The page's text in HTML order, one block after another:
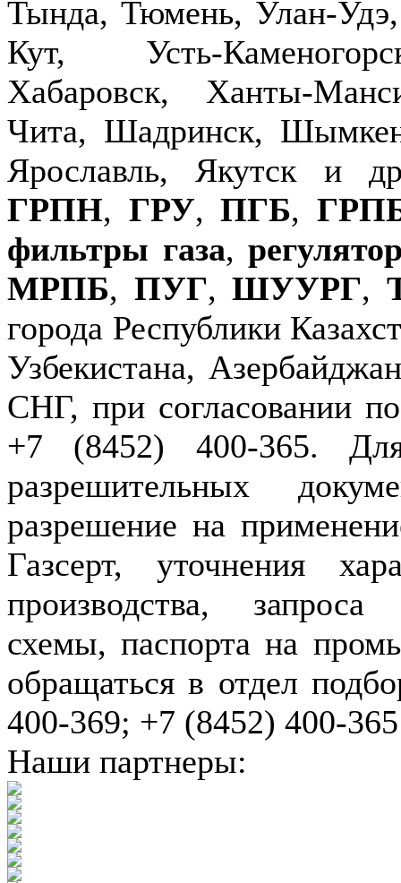
Тында, Тюмень, Улан-
Кут, Усть-
Хабаровск, Ханты-
Чита, Шадринск,
Ярославль, Якутск и
ГРПН, ГРУ,ПГБ,
фильтры газа,
МРПБ, ПУГ,ШУУРГ,
города Республики
Узбекистана,
СНГ, при согласовании
+7 (8452) 400-365.
разрешительных
разрешение на
Газсерт, уточнения
производства,
схемы, паспорта на
обращаться в отдел
400-369; +7 (8452) 400-365
Наши партнеры: